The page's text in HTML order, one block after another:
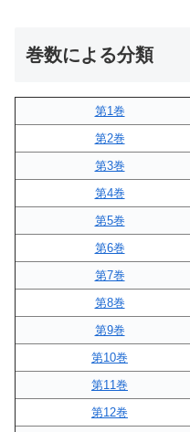
巻数による分類
第1巻
第2巻
第3巻
第4巻
第5巻
第6巻
第7巻
第8巻
第9巻
第10巻
第11巻
第12巻